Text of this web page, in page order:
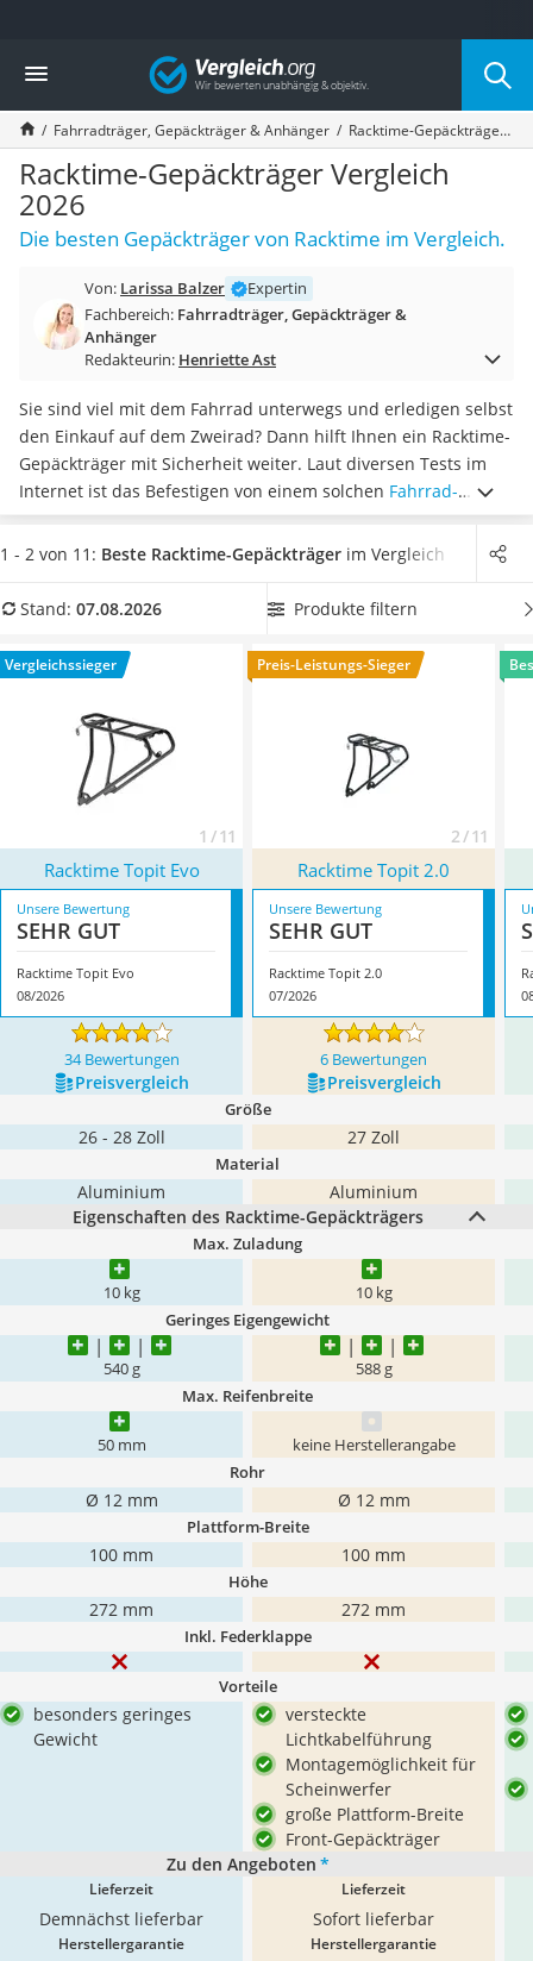
Die beliebtesten Vergleiche nach Kategorie
Freizeit & Sport
Gartentrampolin
Trampolin
Metalldetektor
Eufab-Fahrradträger
Trampolin 366 cm
Fahrradschloss
Futterboot
Air Bike
E-Bike-Dreirad
Reisetasche mit Rollen
Klimmzugstation
Koffer
Nachtsichtgerät
Faltschloss
Handgepäck-Koffer
Wanderschuhe Herren
Service
Vergleich
Fahrradträger, Gepäckträger & Anhänger Racktime-Gepäckträger Vergleich 2026
Racktime-Gepäckträger Vergleich
2026
Die besten Gepäckträger von Racktime im Vergleich.
Von: Larissa Balzer
Expertin
Fachbereich: Fahrradträger, Gepäckträger &
Anhänger
Redakteurin: Henriette Ast
Sie sind viel mit dem Fahrrad unterwegs und erledigen selbst
den Einkauf auf dem Zweirad? Dann hilft Ihnen ein Racktime-
Gepäckträger mit Sicherheit weiter. Laut diversen Tests im
Internet ist das Befestigen von einem solchen Fahrrad-
Gepäckträgeräußerst simpel. Die Modelle von Racktime
können auf fast alle Fahrräder montiert werdenund
Vergleichstabelle einen
Racktime-Gepäckträger mit hoher
zu können. Überzeugt hat uns hier im August 2026
besonders das Modell
Racktime Topit Evo* mit seinen
Eigenschaften.
1 - 2 von 11: Beste Racktime-Gepäckträger im Vergleich
Stand: 07.08.2026 Produkte filtern
Vergleichssieger
1 / 11
Preis-Leistungs-Sieger
2 / 11
Racktime Topit Evo Racktime Topit 2.0
Unsere Bewertung
SEHR GUT
Racktime Topit Evo
08/2026
Unsere Bewertung
SEHR GUT
Racktime Topit 2.0
07/2026
34 Bewertungen 6 Bewertungen
Preis­vergleich Preis­vergleich
Größe
26 - 28 Zoll 27 Zoll
Material
Aluminium
Aluminium
Eigenschaften des Racktime-Gepäckträgers
Max. Zuladung
10 kg 10 kg
Geringes Eigengewicht
540 g 588 g
Max. Reifenbreite
50 mm keine Herstellerangabe
Rohr
Ø 12 mm Ø 12 mm
Plattform-Breite
100 mm 100 mm
Höhe
272 mm 272 mm
Inkl. Federklappe
Vorteile
besonders geringes
Gewicht
versteckte
Lichtkabelführung
Montagemöglichkeit für
Scheinwerfer
große Plattform-Breite
Front-Gepäckträger
Zu den Angeboten *
Lieferzeit
Demnächst lieferbar
Lieferzeit
Sofort lieferbar
Herstellergarantie Herstellergarantie